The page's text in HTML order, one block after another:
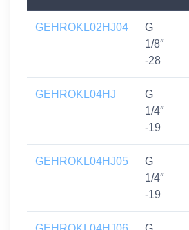
GEHROKL02HJ04
G
1/8″
-28
GEHROKL04HJ
G
1/4″
-19
GEHROKL04HJ05
G
1/4″
-19